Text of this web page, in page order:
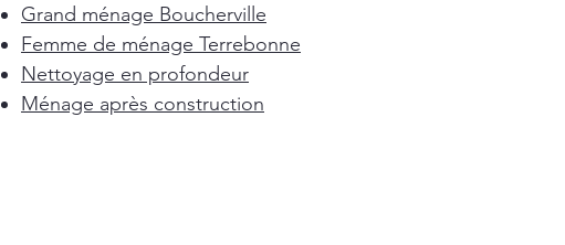
Grand ménage Boucherville
Femme de ménage Terrebonne
Nettoyage en profondeur
Ménage après construction